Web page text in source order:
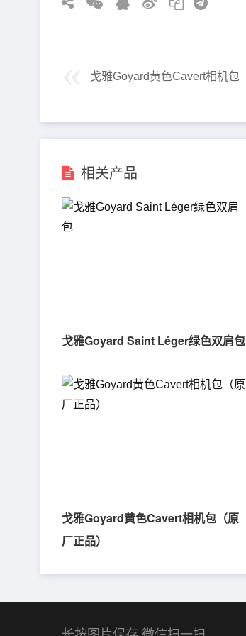
相关产品
戈雅Goyard Saint Léger绿色双肩包
戈雅Goyard黄色Cavert相机包（原
厂正品）